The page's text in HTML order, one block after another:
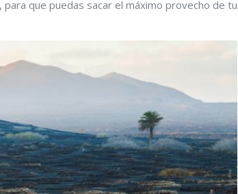
que puedas sacar el máximo provecho de tu